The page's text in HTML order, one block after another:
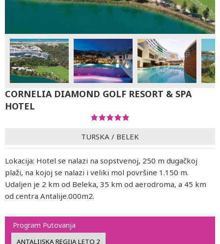
CORNELIA DIAMOND GOLF RESORT & SPA
HOTEL
TURSKA / BELEK
Lokacija: Hotel se nalazi na sopstvenoj, 250 m dugačkoj
plaži, na kojoj se nalazi i veliki mol površine 1.150 m.
Udaljen je 2 km od Beleka, 35 km od aerodroma, a 45 km
od centra Antalije.000m2.
Program Putovanja